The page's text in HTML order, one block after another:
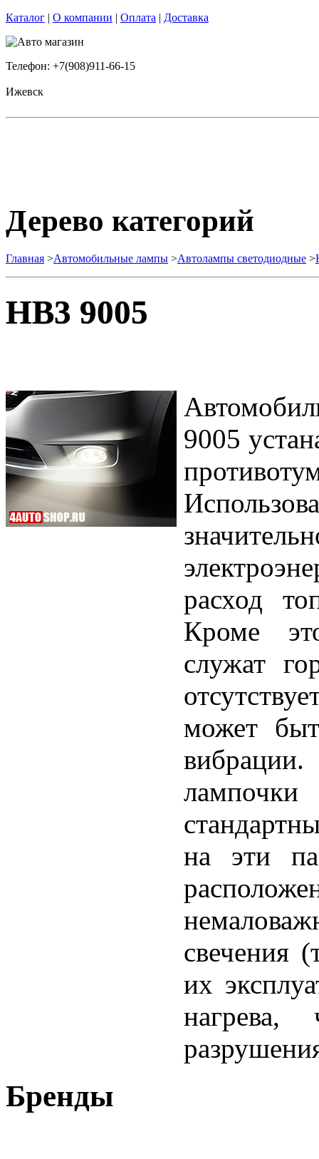
Каталог | О компании | Оплата | Доставка
Телефон: +7(908)911-66-15
Ижевск
Дерево категорий
Главная >Автомобильные лампы >Автолампы светодиодные >
HB3 9005
9005
расход
Кроме
служат
может
на эти
свечения
их
нагрева,
Бренды